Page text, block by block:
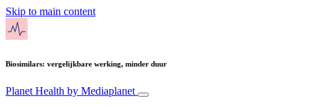
Skip to main content
Biosimilars: vergelijkbare werking, minder duur
Planet Health by Mediaplanet